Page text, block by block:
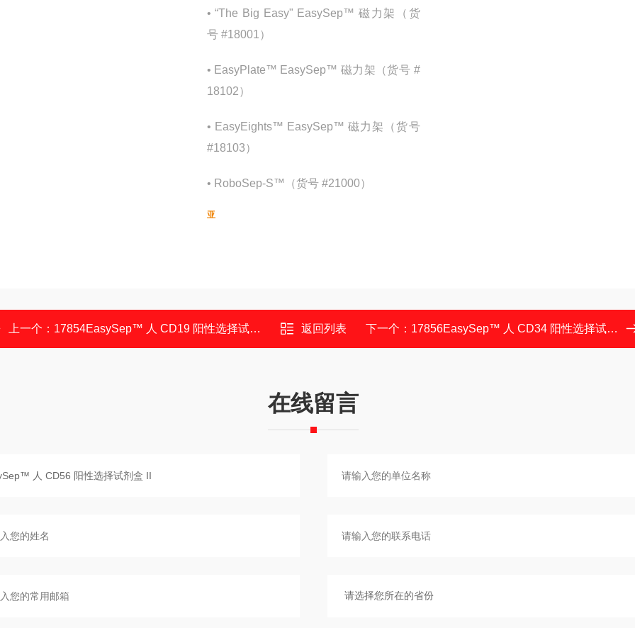
• “The Big Easy" EasySep™ 磁力架（货
号 #18001）
• EasyPlate™ EasySep™ 磁力架（货号 #
18102）
• EasyEights™ EasySep™ 磁力架（货号
#18103）
• RoboSep-S™（货号 #21000）
亚
上一个： 17854EasySep™ 人 CD19 阳性选择试剂盒 II 返回列表 下一个： 17856EasySep™ 人 CD34 阳性选择试剂盒 II
在线留言